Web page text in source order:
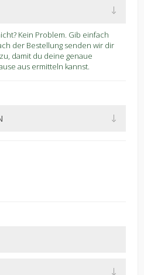
Kein Problem. Gib einfach
der Bestellung senden wir dir
damit du deine genaue
aus ermitteln kannst.